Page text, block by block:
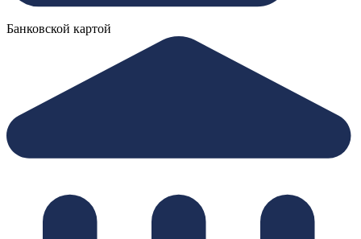
Банковской картой